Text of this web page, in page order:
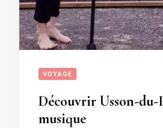
VOYAGE
Découvrir Usson-
musique